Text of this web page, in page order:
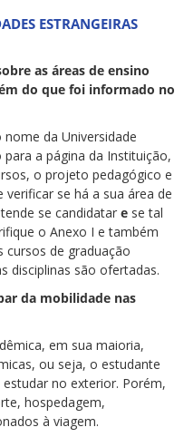
ESTRANGEIRAS
as áreas de ensino
do que foi informado no
da Universidade
a página da Instituição,
o projeto pedagógico e
se há a sua área de
se candidatar e se tal
o Anexo I e também
cursos de graduação
disciplinas são ofertadas.
da mobilidade nas
em sua maioria,
ou seja, o estudante
no exterior. Porém,
hospedagem,
à viagem.